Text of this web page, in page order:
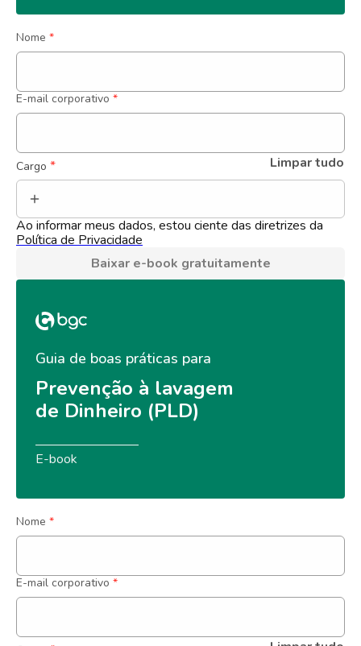
Nome *
E-mail corporativo *
Cargo * Limpar tudo
Ao informar meus dados, estou ciente das diretrizes da
Política de Privacidade
Baixar e-book gratuitamente
Guia de boas práticas para
Prevenção à lavagem
de Dinheiro (PLD)
E-book
Nome *
E-mail corporativo *